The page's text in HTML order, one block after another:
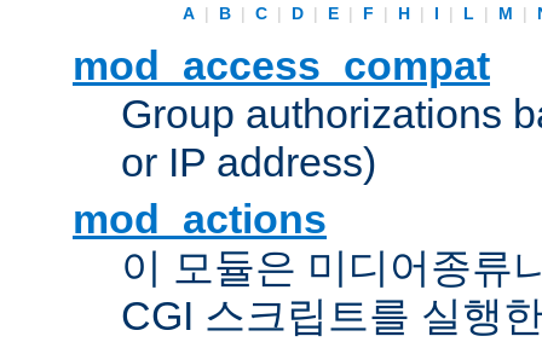
A | B | C | D | E | F | H | I | L | M |
mod_access_compat
Group authorizations
or IP address)
mod_actions
이 모듈은 미디어종류
CGI 스크립트를 실행